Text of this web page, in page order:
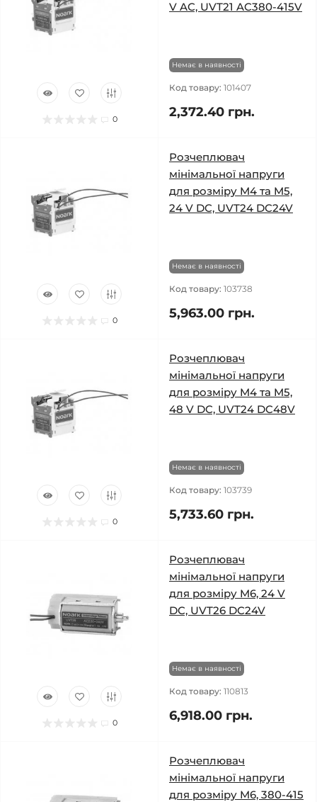
0
V AC, UVT21 AC380-415V
Немає в наявності
Код товару: 101407
2,372.40 грн.
0
Розчеплювач
мінімальної напруги
для розміру M4 та M5,
24 V DC, UVT24 DC24V
Немає в наявності
Код товару: 103738
5,963.00 грн.
0
Розчеплювач
мінімальної напруги
для розміру M4 та M5,
48 V DC, UVT24 DC48V
Немає в наявності
Код товару: 103739
5,733.60 грн.
0
Розчеплювач
мінімальної напруги
для розміру M6, 24 V
DC, UVT26 DC24V
Немає в наявності
Код товару: 110813
6,918.00 грн.
Розчеплювач
мінімальної напруги
для розміру M6, 380-415